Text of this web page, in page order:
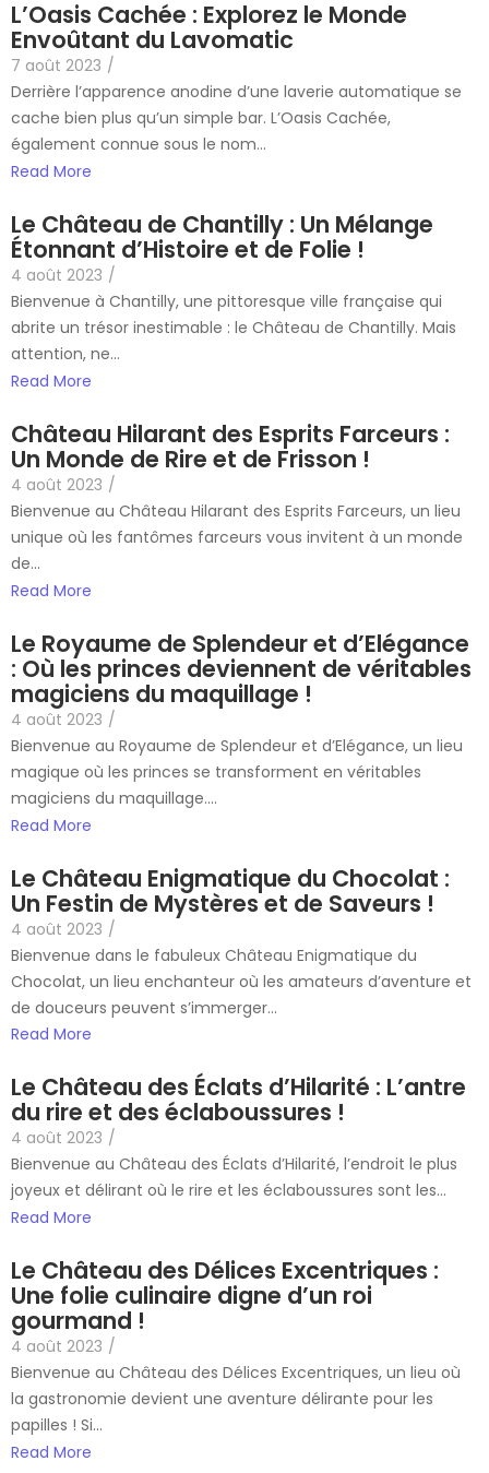
L’Oasis Cachée : Explorez le Monde
Envoûtant du Lavomatic
7 août 2023 /
Derrière l’apparence anodine d’une laverie automatique se
cache bien plus qu’un simple bar. L’Oasis Cachée,
également connue sous le nom...
Read More
Le Château de Chantilly : Un Mélange
Étonnant d’Histoire et de Folie !
4 août 2023 /
Bienvenue à Chantilly, une pittoresque ville française qui
abrite un trésor inestimable : le Château de Chantilly. Mais
attention, ne...
Read More
Château Hilarant des Esprits Farceurs :
Un Monde de Rire et de Frisson !
4 août 2023 /
Bienvenue au Château Hilarant des Esprits Farceurs, un lieu
unique où les fantômes farceurs vous invitent à un monde
de...
Read More
Le Royaume de Splendeur et d’Elégance
: Où les princes deviennent de véritables
magiciens du maquillage !
4 août 2023 /
Bienvenue au Royaume de Splendeur et d’Elégance, un lieu
magique où les princes se transforment en véritables
magiciens du maquillage....
Read More
Le Château Enigmatique du Chocolat :
Un Festin de Mystères et de Saveurs !
4 août 2023 /
Bienvenue dans le fabuleux Château Enigmatique du
Chocolat, un lieu enchanteur où les amateurs d’aventure et
de douceurs peuvent s’immerger...
Read More
Le Château des Éclats d’Hilarité : L’antre
du rire et des éclaboussures !
4 août 2023 /
Bienvenue au Château des Éclats d’Hilarité, l’endroit le plus
joyeux et délirant où le rire et les éclaboussures sont les...
Read More
Le Château des Délices Excentriques :
Une folie culinaire digne d’un roi
gourmand !
4 août 2023 /
Bienvenue au Château des Délices Excentriques, un lieu où
la gastronomie devient une aventure délirante pour les
papilles ! Si...
Read More